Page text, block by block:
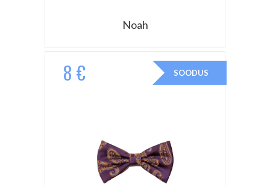
Noah
SOODUS
8 €